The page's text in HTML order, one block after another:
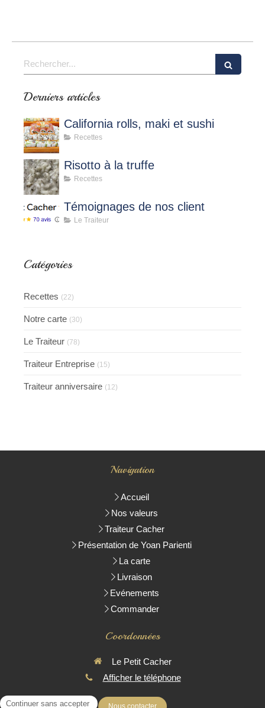
Rechercher
Derniers articles
California rolls, maki et sushi
Recettes
Risotto à la truffe
Recettes
Témoignages de nos client
Le Traiteur
Catégories
Recettes (22)
Notre carte (30)
Le Traiteur (78)
Traiteur Entreprise (15)
Traiteur anniversaire (12)
Navigation
Accueil
Nos valeurs
Traiteur Cacher
Présentation de Yoan Parienti
La carte
Livraison
Evénements
Commander
Coordonnées
Le Petit Cacher
Afficher le téléphone
Nous contacter